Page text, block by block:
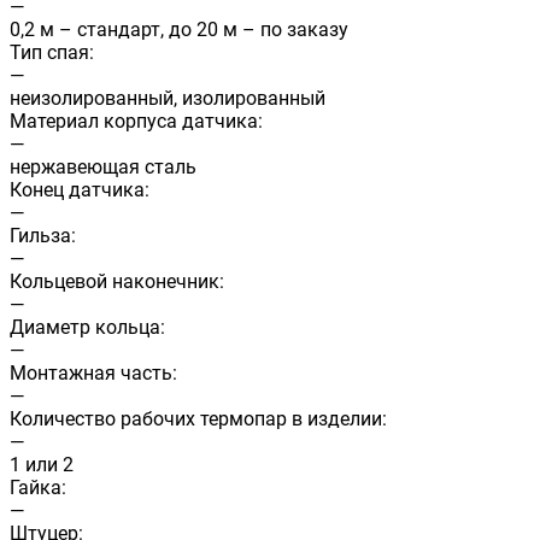
—
0,2 м – стандарт, до 20 м – по заказу
Тип спая:
—
неизолированный, изолированный
Материал корпуса датчика:
—
нержавеющая сталь
Конец датчика:
—
Гильза:
—
Кольцевой наконечник:
—
Диаметр кольца:
—
Монтажная часть:
—
Количество рабочих термопар в изделии:
—
1 или 2
Гайка:
—
Штуцер: